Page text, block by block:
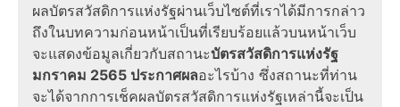
ผลบัตรสวัสดิการแห่งรัฐผ่านเว็บไซต์ที่เราได้มีการกล่าว
ถึงในบทความก่อนหน้าเป็นที่เรียบร้อยแล้วบนหน้าเว็บ
จะแสดงข้อมูลเกี่ยวกับสถานะบัตรสวัสดิการแห่งรัฐ
มกราคม 2565 ประกาศผลอะไรบ้าง ซึ่งสถานะที่ท่าน
จะได้จากการเช็คผลบัตรสวัสดิการแห่งรัฐเหล่านี้จะเป็น